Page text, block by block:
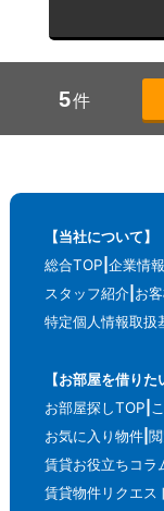
5件
【当社について】
総合TOP 企業情報
スタッフ紹介 お
特定個人情報取扱
【お部屋を借りた
お部屋探しTOP
お気に入り物件
賃貸お役立ちコラ
賃貸物件リクエス